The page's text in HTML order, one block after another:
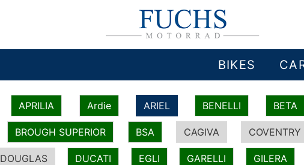
BIKES
APRILIA Ardie ARIEL BENELLI BETA
BROUGH SUPERIOR BSA CAGIVA COVENTRY
DOUGLAS DUCATI EGLI GARELLI GILERA